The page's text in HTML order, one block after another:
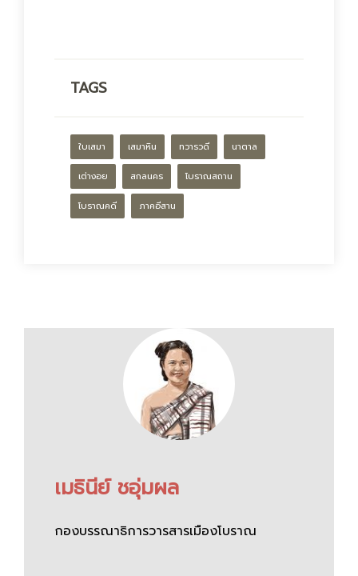
TAGS
ใบเสมา เสมาหิน ทวารวดี นาตาล
เต่างอย สกลนคร โบราณสถาน
โบราณคดี ภาคอีสาน
เมธินีย์ ชอุ่มผล
กองบรรณาธิการวารสารเมืองโบราณ